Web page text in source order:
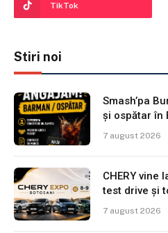
TikTok
Stiri noi
Smash’pa
și ospătar în
7 august 2026
CHERY vine
test drive și
7 august 2026